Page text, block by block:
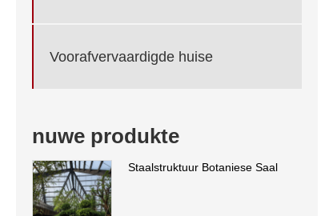
Voorafvervaardigde huise
nuwe produkte
Staalstruktuur Botaniese Saal